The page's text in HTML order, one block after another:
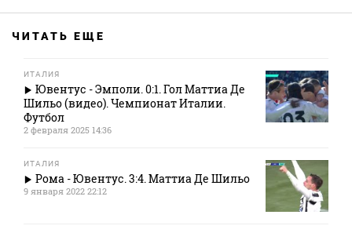
ЧИТАТЬ ЕЩЕ
ИТАЛИЯ
Ювентус - Эмполи. 0:1. Гол Маттиа Де
Шильо (видео). Чемпионат Италии.
Футбол
2 февраля 2025 14:36
ИТАЛИЯ
Рома - Ювентус. 3:4. Маттиа Де Шильо
9 января 2022 22:12